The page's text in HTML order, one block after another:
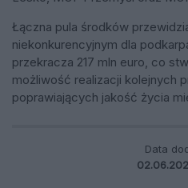
Łączna pula środków
niekonkurencyjnym dla
przekracza 217 mln euro, co
możliwość realizacji kolejnych
poprawiających jakość życia
Data